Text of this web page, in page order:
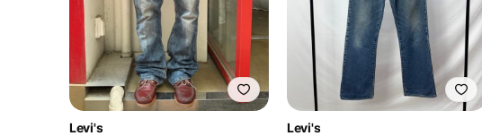
Levi's Levi's